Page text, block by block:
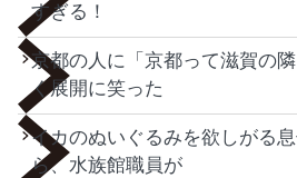
すぎる！
京都の人に「京都って滋賀の
く展開に笑った
イカのぬいぐるみを欲しがる
ら、水族館職員が